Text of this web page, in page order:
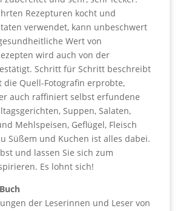
Rezepturen kocht und
verwendet, kann unbeschwert
Wert von
wird auch von der
Schritt für Schritt beschreibt
Quell-Fotografin erprobte,
auch raffiniert selbst erfundene
Suppen, Salaten,
Mehlspeisen, Geflügel, Fleisch
Süßem und Kuchen ist alles dabei.
und lassen Sie sich zum
Es lohnt sich!
der Leserinnen und Leser von